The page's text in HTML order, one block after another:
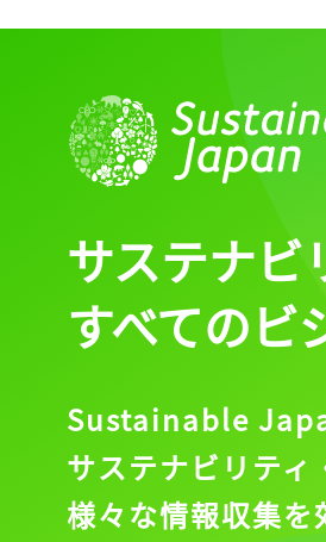
記事を
サステナビ
すべてのビ
Sustainable
サステナビリティ
様々な情報収集を